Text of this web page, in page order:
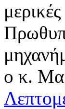
ο κ.